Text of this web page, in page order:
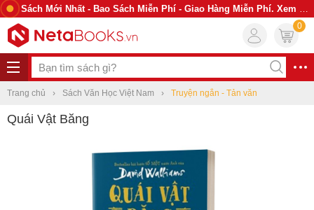
Sách Mới Nhất - Bao Sách Miễn Phí - Giao Hàng Miễn Phí. Xem Ngay
0
Trang chủ Sách Văn Học Việt Nam Truyện ngắn - Tản văn
Quái Vật Băng